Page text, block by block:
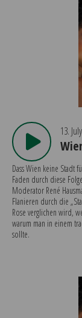
13.
Dass Wien keine Stadt
Faden durch diese
Moderator René
Flanieren durch die
Rose verglichen wird,
warum man in einem
sollte.